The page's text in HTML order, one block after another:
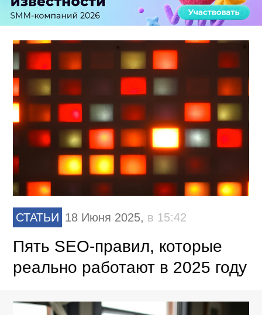
СТАТЬИ 18 Июня 2025, в 15:42
Пять SEO-правил, которые
реально работают в 2025 году